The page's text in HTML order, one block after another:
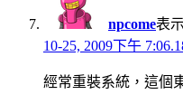
npcome表
10-25, 2009下午
經常重裝系統，這個